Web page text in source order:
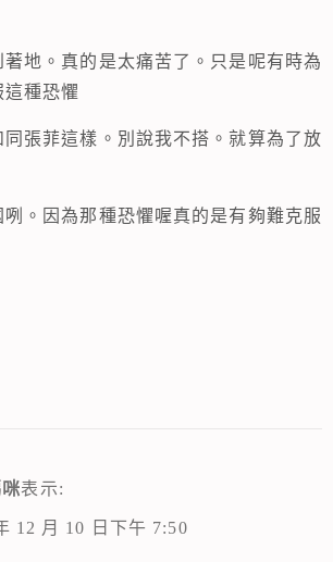
地。真的是太痛苦了。只是呢有時為
種恐懼
張菲這樣。別說我不搭。就算為了放
。因為那種恐懼喔真的是有夠難克服
表示:
12 月 10 日下午 7:50